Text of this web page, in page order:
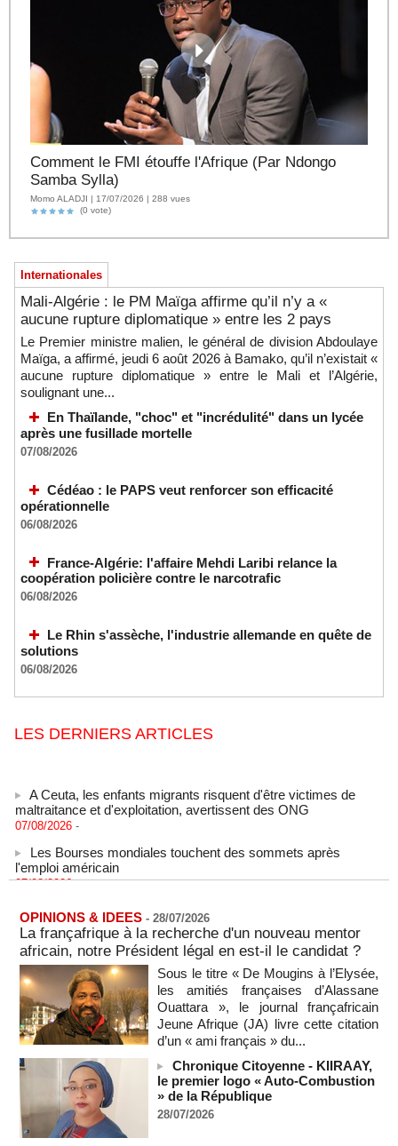
Comment le FMI étouffe l'Afrique (Par Ndongo
Samba Sylla)
Momo ALADJI | 17/07/2026 | 288 vues
(0 vote)
Internationales
Mali-Algérie : le PM Maïga affirme qu’il n’y a «
aucune rupture diplomatique » entre les 2 pays
Le Premier ministre malien, le général de division Abdoulaye
Maïga, a affirmé, jeudi 6 août 2026 à Bamako, qu’il n’existait «
aucune rupture diplomatique » entre le Mali et l’Algérie,
soulignant une...
En Thaïlande, "choc" et "incrédulité" dans un lycée
après une fusillade mortelle
07/08/2026
Cédéao : le PAPS veut renforcer son efficacité
opérationnelle
06/08/2026
France-Algérie: l'affaire Mehdi Laribi relance la
coopération policière contre le narcotrafic
06/08/2026
Le Rhin s'assèche, l'industrie allemande en quête de
solutions
06/08/2026
LES DERNIERS ARTICLES
maltraitance et d'exploitation, avertissent des ONG
07/08/2026 -
l'emploi américain
07/08/2026 -
Alassane Ouattara appelle à la contribution de toutes les forces
vives de la nation
07/08/2026
Polémique à l’Assemblée nationale : Yaël Braun-Pivet se dit
"dépassée" par les critiques concernant le nouveau pavillon
07/08/2026 -
Depuis le « cessez-le-feu » à Gaza, les forces israéliennes
ont tué 300 enfants palestiniens (UNICEF)
07/08/2026 -
Guinée-Bissau - Première visite de la médiation sénégalaise
après le sommet de la Cedeao
07/08/2026 -
OPINIONS & IDEES - 28/07/2026
La françafrique à la recherche d'un nouveau mentor
africain, notre Président légal en est-il le candidat ?
Sous le titre « De Mougins à l’Elysée,
les amitiés françaises d’Alassane
Ouattara », le journal françafricain
Jeune Afrique (JA) livre cette citation
d’un « ami français » du...
Chronique Citoyenne - KIIRAAY,
le premier logo « Auto-Combustion
» de la République
28/07/2026